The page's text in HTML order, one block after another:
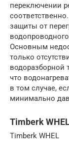
переключении
защиты от
Основным
только
водоразборной
что
в том случае,
минимально
Timberk
Timberk WHEL